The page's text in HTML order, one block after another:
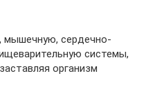
мышечную, сердечно-
системы,
организм